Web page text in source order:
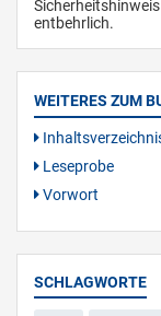
entbehrlich.
WEITERES ZUM
Leseprobe
Vorwort
SCHLAGWORTE